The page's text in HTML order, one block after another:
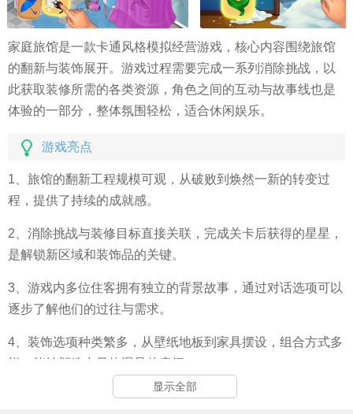
家庭旅馆是一款卡通风格模拟经营游戏，核心内容围绕旅馆
的翻新与装饰展开。游戏过程需要完成一系列消除挑战，以
此获取装修所需的各类资源，角色之间的互动与故事线也是
体验的一部分，整体氛围轻松，适合休闲娱乐。
游戏亮点
1、旅馆的翻新工程规模可观，从破败到焕然一新的转变过
程，提供了持续的成就感。
2、消除挑战与装修目标直接关联，完成关卡后获得的星星，
是解锁新区域和装饰品的关键。
3、游戏内多位住客拥有独立的背景故事，通过对话选项可以
逐步了解他们的过往与需求。
4、装饰选项种类繁多，从壁纸地板到家具摆设，组合方式多
样，能够塑造出风格迥异的房间。
显示全部